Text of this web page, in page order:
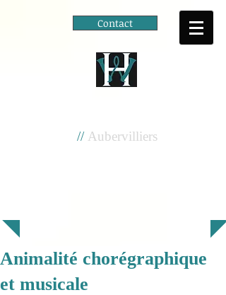
Contact
//Aubervilliers
Animalité chorégraphique
et musicale